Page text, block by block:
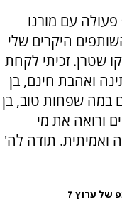
עם מורנו
היקרים שלי
שטרן. זכיתי לקחת
ואהבת חינם, בן
במה שפחות טוב, בן
ורואה את מי
ואמיתית. תודה לה'
של ערוץ 7